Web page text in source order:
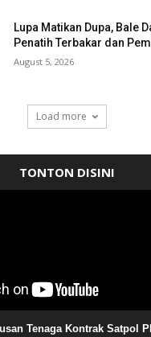
Lupa Matikan Dupa, Bale
Penatih Terbakar dan
August 5, 2026
Load more
TONTON DISINI
Tenaga Kontrak Satpol